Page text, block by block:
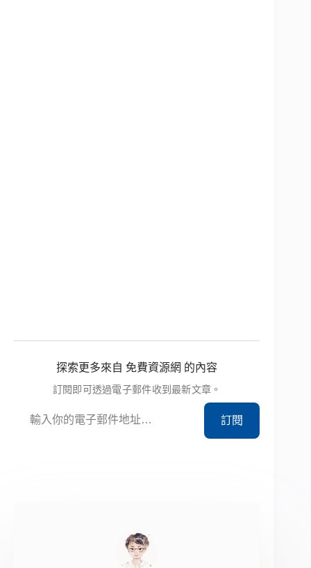
探索更多來自 免費資源網 的內容
訂閱即可透過電子郵件收到最新文章。
訂閱